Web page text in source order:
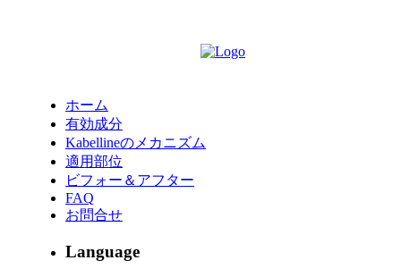
ホーム
有効成分
Kabellineのメカニズム
適用部位
ビフォー＆アフター
FAQ
お問合せ
Language